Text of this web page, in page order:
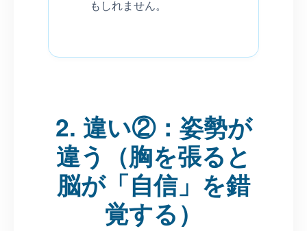
もしれません。
2. 違い②：姿勢が
違う（胸を張ると
脳が「自信」を錯
覚する）